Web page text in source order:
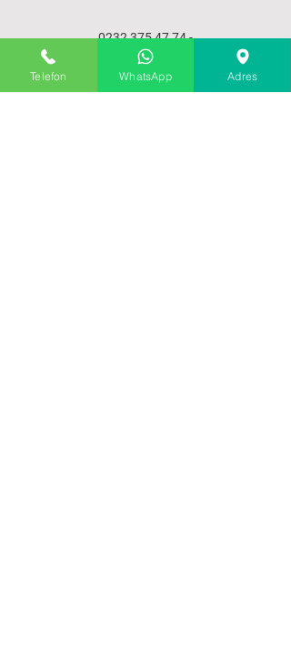
0232 375 47 74-
0532 651 61 48
Telefon WhatsApp Adres